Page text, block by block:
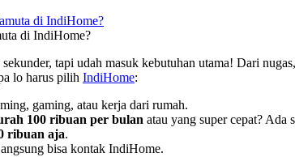
di IndiHome?
tapi udah masuk kebutuhan utama! Dari
lo harus pilih IndiHome:
gaming, atau kerja dari rumah.
100 ribuan per bulan atau yang super cepat? Ada
ribuan aja.
bisa kontak IndiHome.